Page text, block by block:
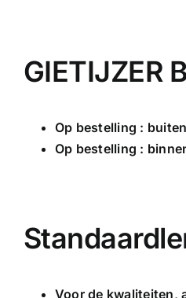
GIETIJZER
Op bestelling :
Op bestelling :
Voor de kwaliteiten,